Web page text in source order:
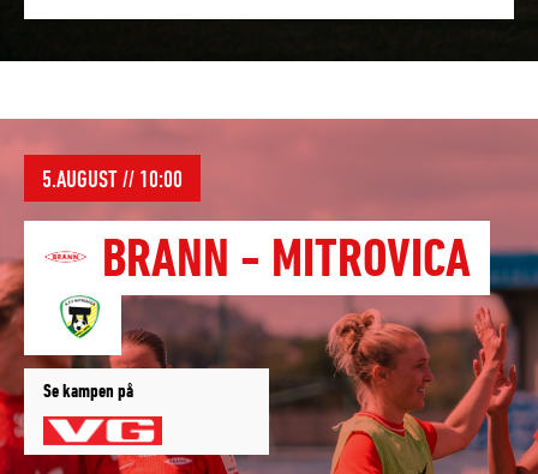
5.AUGUST // 10:00
BRANN - MITROVICA
Se kampen på